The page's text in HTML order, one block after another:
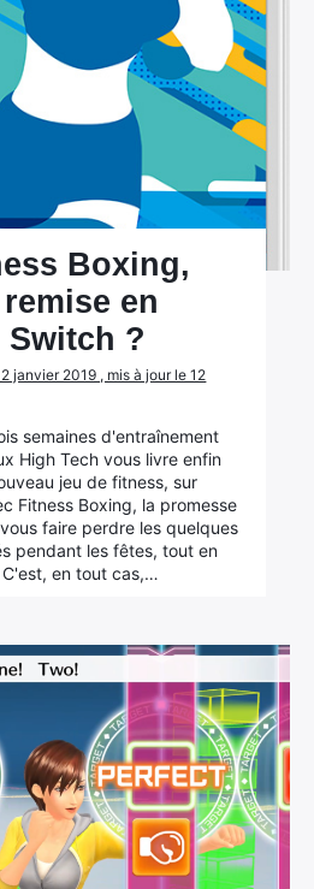
Boxing,
en
?
janvier 2019 , mis à jour le 12
semaines d'entraînement
High Tech vous livre enfin
jeu de fitness, sur
Fitness Boxing, la promesse
faire perdre les quelques
pendant les fêtes, tout en
en tout cas,…